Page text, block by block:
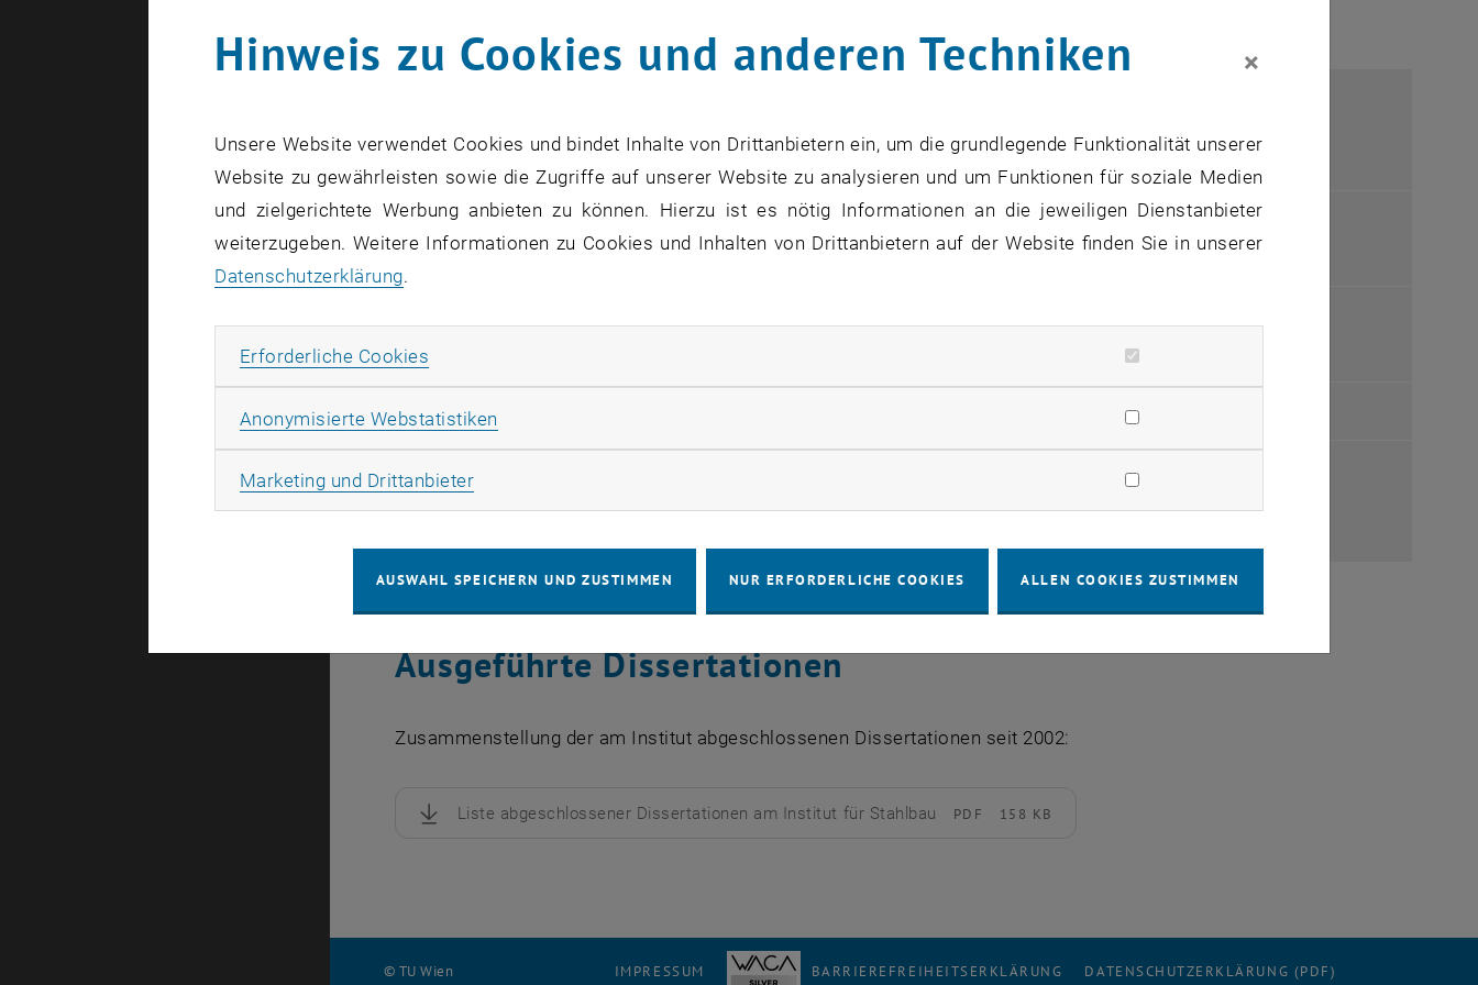
Planungsleitfadens für eine SCSC-Plattenbrücke
Lisa Kneidinger Experimentelle Untersuchungen und Modellbildungen zur SCSC-Platte
Samuel Loidl Analyse und Entwicklung von Dämpfungsermittlungsverfahren im Frequenzbereich
György Holyevác
Martin Schuster
Ermittlung eines Lastverteilungsmodells für Überfahrtssimulationen im Bereich der
Eisenbahnbrückendynamik
Ausgeführte Dissertationen
Zusammenstellung der am Institut abgeschlossenen Dissertationen seit 2002:
Liste abgeschlossener Dissertationen am Institut für Stahlbau PDF 158 KB
, herunterladen
© TU Wien IMPRESSUM BARRIEREFREIHEITSERKLÄRUNG DATENSCHUTZERKLÄRUNG (PDF)
Hinweis zu Cookies und anderen Techniken ×
Unsere Website verwendet Cookies und bindet Inhalte von Drittanbietern ein, um die grundlegende Funktionalität unserer
Website zu gewährleisten sowie die Zugriffe auf unserer Website zu analysieren und um Funktionen für soziale Medien
und zielgerichtete Werbung anbieten zu können. Hierzu ist es nötig Informationen an die jeweiligen Dienstanbieter
weiterzugeben. Weitere Informationen zu Cookies und Inhalten von Drittanbietern auf der Website finden Sie in unserer
Datenschutzerklärung.
Erforderliche Cookies
Anonymisierte Webstatistiken
Marketing und DrittanbieterMarketing Cookies zulassen
AUSWAHL SPEICHERN UND ZUSTIMMEN NUR ERFORDERLICHE COOKIES ALLEN COOKIES ZUSTIMMEN